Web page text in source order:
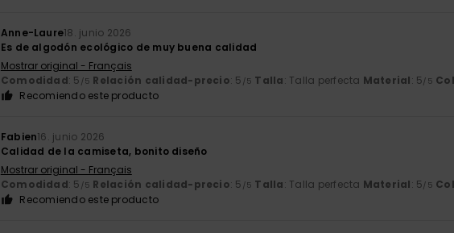
Anne-Laure18. junio 2026
Es de algodón ecológico de muy buena calidad
Mostrar original - Français
Comodidad: 5 /5 Relación calidad-precio: 5 /5 Talla: Talla perfecta Material: 5/5
Recomiendo este producto
Fabien16. junio 2026
Calidad de la camiseta, bonito diseño
Mostrar original - Français
Comodidad: 5 /5 Relación calidad-precio: 5 /5 Talla: Talla perfecta Material: 5/5
Recomiendo este producto